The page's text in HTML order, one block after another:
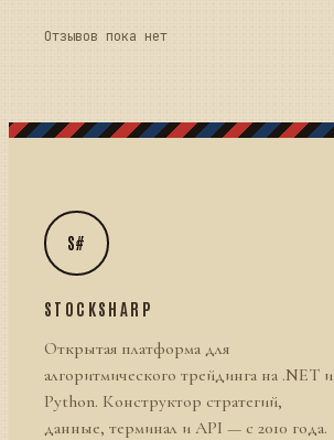
Отзывов пока нет
S#
STOCKSHARP
Открытая платформа для
алгоритмического трейдинга на .NET и
Python. Конструктор стратегий,
данные, терминал и API — с 2010 года.